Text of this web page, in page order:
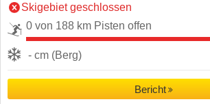
Skigebiet geschlossen
0 von 188 km Pisten offen
- cm (Berg)
Bericht